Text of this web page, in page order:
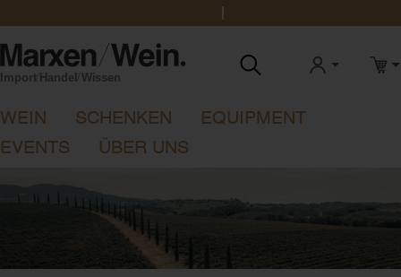
ANMELDEN
WEIN SCHENKEN
EQUIPMENT
EVENTS
ÜBER UNS